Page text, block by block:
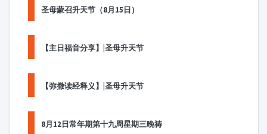
圣母蒙召升天节（8月15日）
【主日福音分享】|圣母升天节
【弥撒读经释义】|圣母升天节
8月12日常年期第十九周星期三晚祷